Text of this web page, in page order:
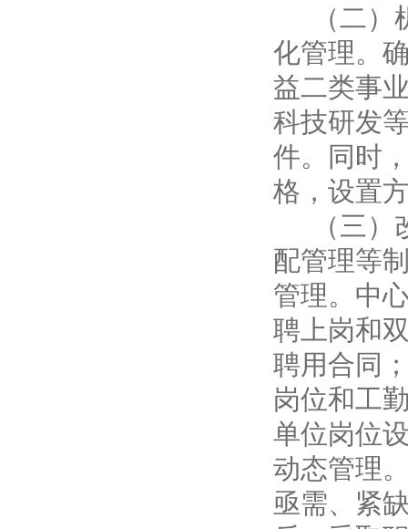
（二
化管理。
益二类事
科技研发
件。同时
格，设置
（三
配管理等
管理。中
聘上岗和
聘用合同
岗位和工
单位岗位
动态管理
亟需、紧